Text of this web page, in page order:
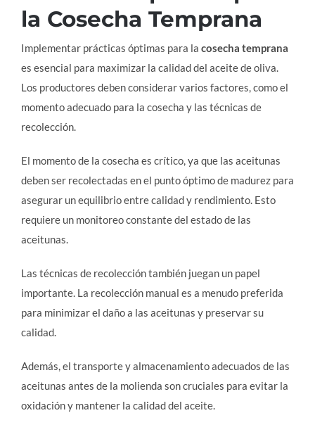
la Cosecha Temprana
Implementar prácticas óptimas para la cosecha temprana
es esencial para maximizar la calidad del aceite de oliva.
Los productores deben considerar varios factores, como el
momento adecuado para la cosecha y las técnicas de
recolección.
El momento de la cosecha es crítico, ya que las aceitunas
deben ser recolectadas en el punto óptimo de madurez para
asegurar un equilibrio entre calidad y rendimiento. Esto
requiere un monitoreo constante del estado de las
aceitunas.
Las técnicas de recolección también juegan un papel
importante. La recolección manual es a menudo preferida
para minimizar el daño a las aceitunas y preservar su
calidad.
Además, el transporte y almacenamiento adecuados de las
aceitunas antes de la molienda son cruciales para evitar la
oxidación y mantener la calidad del aceite.